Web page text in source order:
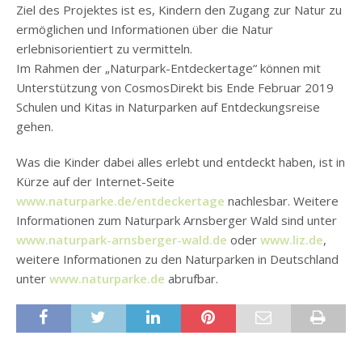
Ziel des Projektes ist es, Kindern den Zugang zur Natur zu
ermöglichen und Informationen über die Natur
erlebnisorientiert zu vermitteln.
Im Rahmen der „Naturpark-Entdeckertage“ können mit
Unterstützung von CosmosDirekt bis Ende Februar 2019
Schulen und Kitas in Naturparken auf Entdeckungsreise
gehen.
Was die Kinder dabei alles erlebt und entdeckt haben, ist in
Kürze auf der Internet-Seite
www.naturparke.de/entdeckertage nachlesbar. Weitere
Informationen zum Naturpark Arnsberger Wald sind unter
www.naturpark-arnsberger-wald.de oder www.liz.de,
weitere Informationen zu den Naturparken in Deutschland
unter www.naturparke.de abrufbar.